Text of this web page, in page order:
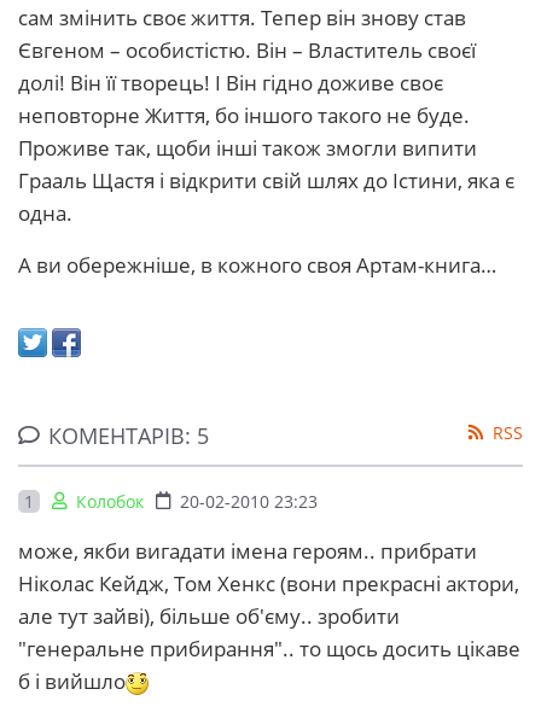
сам змінить своє життя. Тепер він знову став
Євгеном – особистістю. Він – Властитель своєї
долі! Він її творець! І Він гідно доживе своє
неповторне Життя, бо іншого такого не буде.
Проживе так, щоби інші також змогли випити
Грааль Щастя і відкрити свій шлях до Істини, яка є
одна.
А ви обережніше, в кожного своя Артам-книга…
КОМЕНТАРІВ: 5 RSS
1 Колобок 20-02-2010 23:23
може, якби вигадати імена героям.. прибрати
Ніколас Кейдж, Том Хенкс (вони прекрасні актори,
але тут зайві), більше об'єму.. зробити
"генеральне прибирання".. то щось досить цікаве
б і вийшло